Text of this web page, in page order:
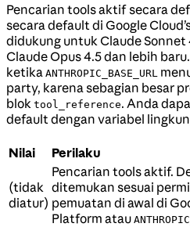
Pencarian tools aktif secara
secara default di Google
didukung untuk Claude Sonnet
Claude Opus 4.5 dan lebih
ketika ANTHROPIC_BASE_URL
party, karena sebagian besar
blok tool_reference. Anda
default dengan variabel
Nilai Perilaku
(tidak
diatur)
Pencarian tools aktif.
ditemukan sesuai
pemuatan di awal di
Platform atau